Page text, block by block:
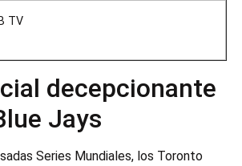
TV
decepcionante
Jays
Series Mundiales, los Toronto